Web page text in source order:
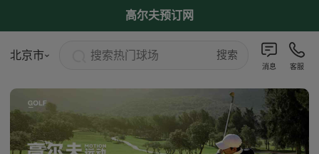
高尔夫预订网
北京市 搜索热门球场 搜索
消息 客服